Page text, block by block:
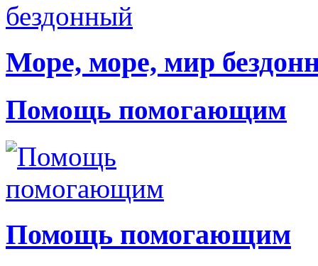
Море, море, мир
Помощь помогающим
Помощь помогающим